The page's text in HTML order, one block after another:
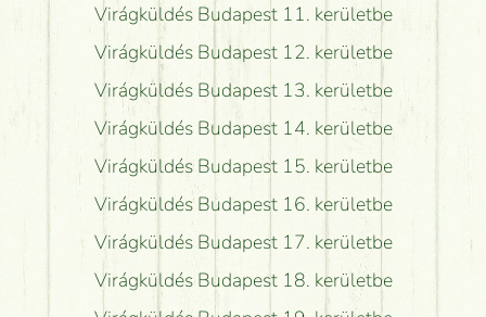
Virágküldés Budapest 11. kerületbe
Virágküldés Budapest 12. kerületbe
Virágküldés Budapest 13. kerületbe
Virágküldés Budapest 14. kerületbe
Virágküldés Budapest 15. kerületbe
Virágküldés Budapest 16. kerületbe
Virágküldés Budapest 17. kerületbe
Virágküldés Budapest 18. kerületbe